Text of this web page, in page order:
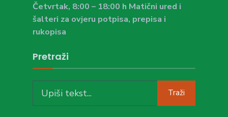
Četvrtak, 8:00 – 18:00 h Matični ured i
šalteri za ovjeru potpisa, prepisa i
rukopisa
Pretraži
for:
Traži